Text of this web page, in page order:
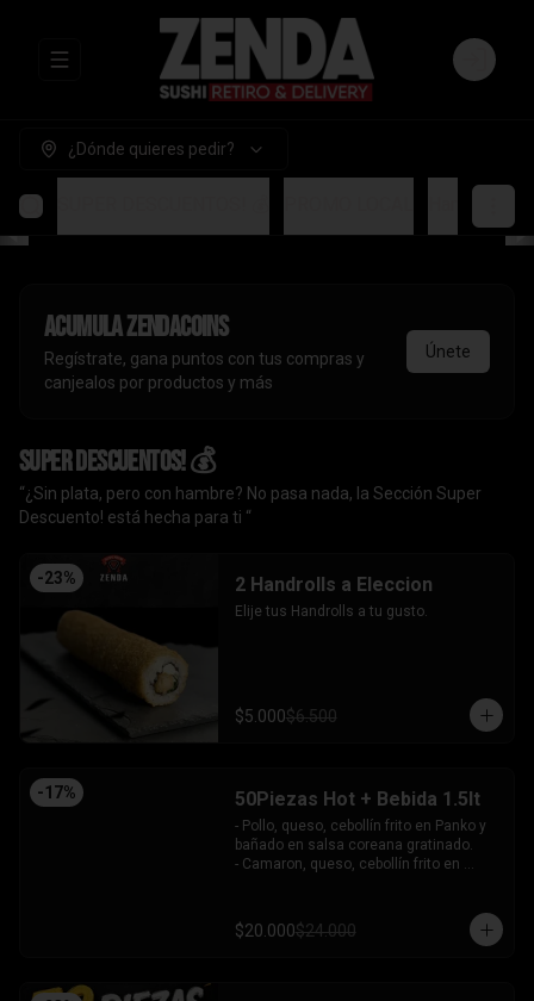
Abrir menu de navegación Login
¿Dónde quieres pedir?
AcumulaZendaCoins
Regístrate, gana puntos con tus compras y
canjealos por productos y más
Únete
SUPER DESCUENTOS! 💰
“¿Sin plata, pero con hambre? No pasa nada, la Sección Super
Descuento! está hecha para ti “
-23% 2 Handrolls a Eleccion
Elije tus Handrolls a tu gusto.
$5.000$6.500
-17% 50Piezas Hot + Bebida 1.5lt
- Pollo, queso, cebollín frito en Panko y
bañado en salsa coreana gratinado.
- Camaron, queso, cebollín frito en
bañado en salsa tari.
- Salmón, queso, cebollín frito en Panko.
$20.000$24.000